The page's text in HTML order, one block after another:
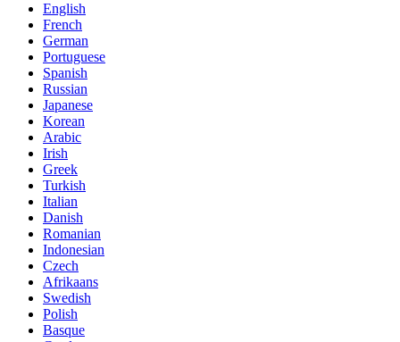
English
French
German
Portuguese
Spanish
Russian
Japanese
Korean
Arabic
Irish
Greek
Turkish
Italian
Danish
Romanian
Indonesian
Czech
Afrikaans
Swedish
Polish
Basque